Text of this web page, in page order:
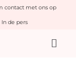
contact met ons op
In de pers